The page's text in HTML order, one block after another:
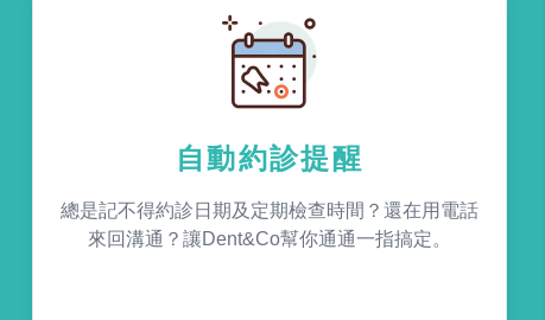
自動約診提醒
總是記不得約診日期及定期檢查時間？還在用電話
來回溝通？讓Dent&Co幫你通通一指搞定。